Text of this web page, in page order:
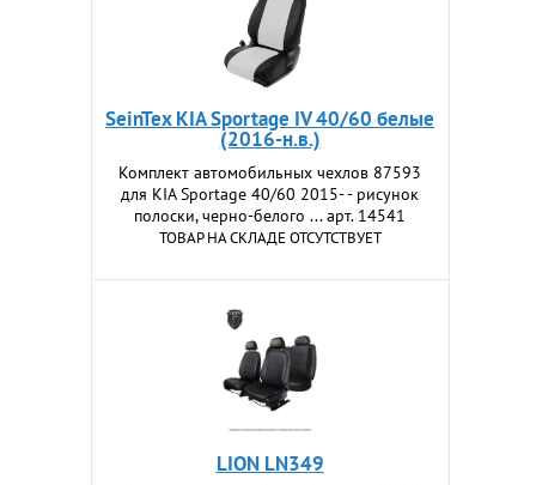
SeinTex KIA Sportage IV 40/60 белые
(2016-н.в.)
Комплект автомобильных чехлов 87593
для KIA Sportage 40/60 2015- - рисунок
полоски, черно-белого ... арт. 14541
ТОВАР НА СКЛАДЕ ОТСУТСТВУЕТ
LION LN349